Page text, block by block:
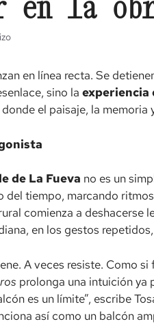
la
en línea recta. Se
sino la experiencia
el paisaje, la
de La Fueva no es un
del tiempo, marcando
comienza a deshacerse
en los gestos
A veces resiste. Como
prolonga una intuición ya
es un límite”, escribe
así como un balcón